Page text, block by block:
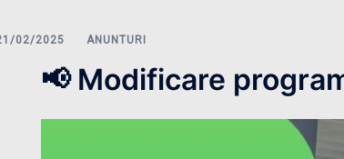
ANUNTURI
📢 Modificare